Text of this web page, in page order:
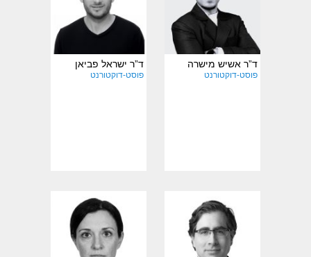
ד”ר אשיש מישרה
פוסט-דוקטורנט
ד”ר ישראל פביאן
פוסט-דוקטורנט
תחומי מחקר
והתמחות:
תחומי מחקר
והתמחות: